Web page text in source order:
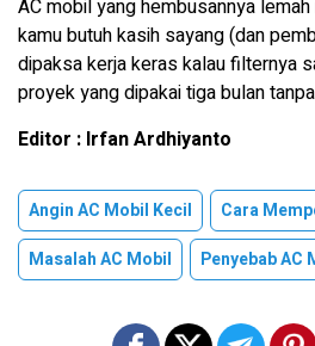
AC mobil yang hembusannya
kamu butuh kasih sayang (dan
dipaksa kerja keras kalau filternya
proyek yang dipakai tiga bulan
Editor : Irfan Ardhiyanto
Angin AC Mobil Kecil
Cara
Masalah AC Mobil
Penyebab AC